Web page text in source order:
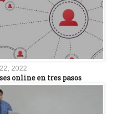
2022
online en tres pasos